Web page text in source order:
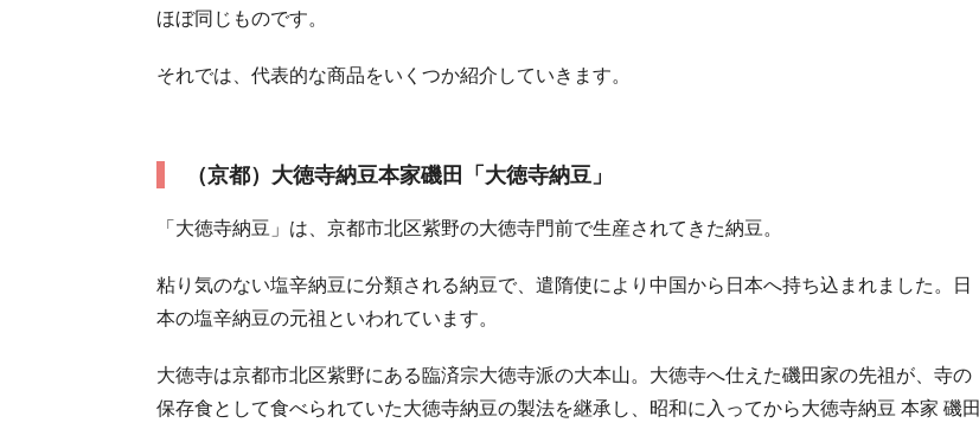
ほぼ同じものです。
それでは、代表的な商品をいくつか紹介していきます。
（京都）大徳寺納豆本家磯田「大徳寺納豆」
「大徳寺納豆」は、京都市北区紫野の大徳寺門前で生産されてきた納豆。
粘り気のない塩辛納豆に分類される納豆で、遣隋使により中国から日本へ持ち込まれました。日
本の塩辛納豆の元祖といわれています。
大徳寺は京都市北区紫野にある臨済宗大徳寺派の大本山。大徳寺へ仕えた磯田家の先祖が、寺の
保存食として食べられていた大徳寺納豆の製法を継承し、昭和に入ってから大徳寺納豆 本家 磯田